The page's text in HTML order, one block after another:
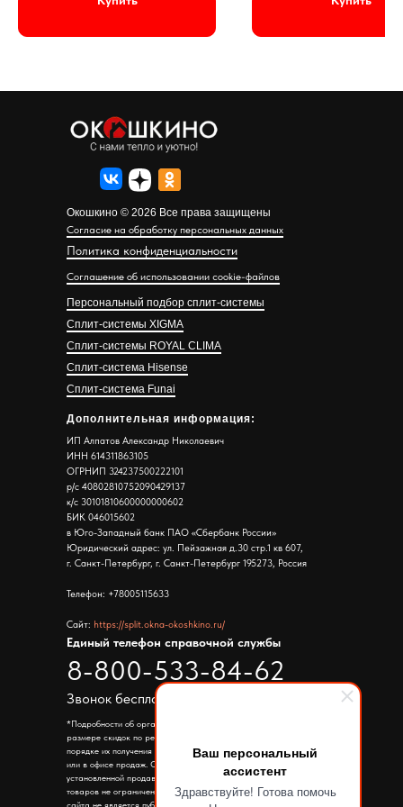
Ваш персональный
ассистент
Здравствуйте! Готова помочь
Дополнительная информация:
Персональный подбор сплит-системы
Сплит-системы XIGMA
Сплит-системы ROYAL CLIMA
Сплит-система Hisense
Сплит-система Funai
Окошкино © 2026 Все права защищены
ИП Алпатов Александр Николаевич
ИНН 614311863105
ОГРНИП 324237500222101
р/с 40802810752090429137
к/с 30101810600000000602
БИК 046015602
в Юго-Западный банк ПАО «Сбербанк России»
Юридический адрес: ул. Пейзажная д.30 стр.1 кв 607,
г. Санкт-Петербург, г. Санкт-Петербург 195273, Россия
Телефон: +78005115633
Сайт: https://split.okna-okoshkino.ru/
*Подробности об организаторе акции, правилах ее проведения,
размере скидок по результатам такой акции, сроках, месте и
порядке их получения уточняйте по телефону указанному на сайте
или в офисе продаж. Скидка предоставляется от цены
установленной продавцом в период проведения акции. Количество
товаров не ограничено. Информация представленная на страницах
сайта не является публичной офертой. Ассортимент товара в
Согласие на обработку персональных данных
Политика конфиденциальности
Соглашение об использовании cookie-файлов
Единый телефон справочной службы
8-800-533-84-62
Звонок бесплатный